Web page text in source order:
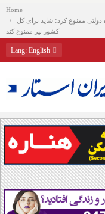
Home
دولتی ممنوع کرد؛ شاید برای کل
کشور نیز ممنوع کند
Lang: English